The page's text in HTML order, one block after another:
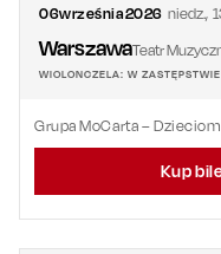
06września2026 niedz.,
WarszawaTeatr
WIOLONCZELA: W
Grupa MoCarta – Dzieciom
Kup